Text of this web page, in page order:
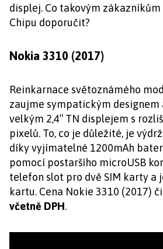
displej. Co takovým
Chipu doporučit?
Nokia 3310 (2017)
Reinkarnace světoznámého
zaujme sympatickým designem
velkým 2,4″ TN displejem s
pixelů. To, co je důležité, je
díky vyjímatelné 1200mAh
pomocí postaršího microUSB
telefon slot pro dvě SIM karty a
kartu. Cena Nokie 3310 (2017)
včetně DPH.